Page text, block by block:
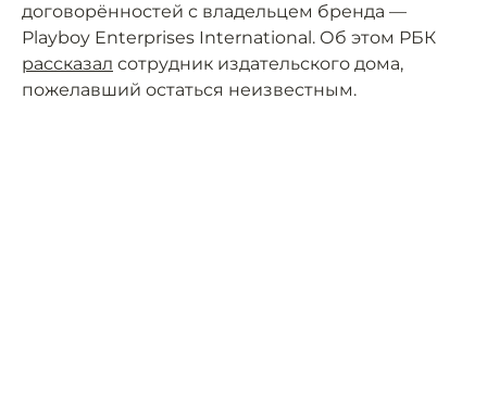
договорённостей с владельцем бренда —
Playboy Enterprises International. Об этом РБК
рассказал сотрудник издательского дома,
пожелавший остаться неизвестным.